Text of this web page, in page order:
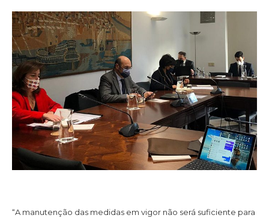
“A manutenção das medidas em vigor não será suficiente para